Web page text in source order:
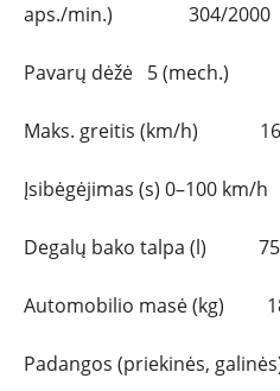
aps./min.) 304/2000
Pavarų dėžė 5 (mech.)
Maks. greitis (km/h)
Įsibėgėjimas (s) 0–100 km/h
Degalų bako talpa (l) 75
Automobilio masė (kg)
Padangos (priekinės,